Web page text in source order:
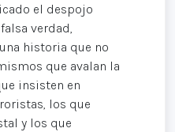
el despojo
verdad,
historia que no
que avalan la
insisten en
los que
y los que